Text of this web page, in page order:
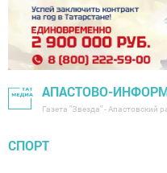
АПАСТОВО-
Газета "Звезда" - Апастовский
СПОРТ